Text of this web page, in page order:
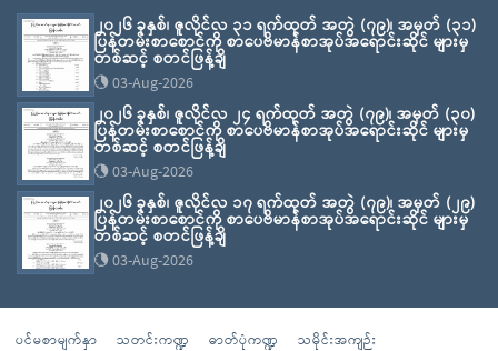
၂၀၂၆ ခုနှစ်၊ ဇူလိုင်လ ၃၁ ရက်ထုတ် အတွဲ (၇၉)၊ အမှတ် (၃၁)
ပြန်တမ်းစာစောင်ကို စာပေဗိမာန်စာအုပ်အရောင်းဆိုင် များမှ
တစ်ဆင့် စတင်ဖြန့်ချိ
03-Aug-2026
၂၀၂၆ ခုနှစ်၊ ဇူလိုင်လ ၂၄ ရက်ထုတ် အတွဲ (၇၉)၊ အမှတ် (၃၀)
ပြန်တမ်းစာစောင်ကို စာပေဗိမာန်စာအုပ်အရောင်းဆိုင် များမှ
တစ်ဆင့် စတင်ဖြန့်ချိ
03-Aug-2026
၂၀၂၆ ခုနှစ်၊ ဇူလိုင်လ ၁၇ ရက်ထုတ် အတွဲ (၇၉)၊ အမှတ် (၂၉)
ပြန်တမ်းစာစောင်ကို စာပေဗိမာန်စာအုပ်အရောင်းဆိုင် များမှ
တစ်ဆင့် စတင်ဖြန့်ချိ
03-Aug-2026
ပင်မစာမျက်နှာ သတင်းကဏ္ဍ ဓာတ်ပုံကဏ္ဍ သမိုင်းအကျဉ်း